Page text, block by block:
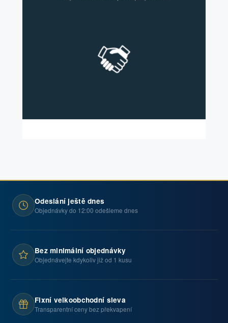
Odeslání ještě dnes
Objednávky do 12:00 odešleme dnes
Bez minimální objednávky
Objednávejte kdykoliv již od 1 kusu
Fixní velkoobchodní sleva
Transparentní ceny bez překvapení